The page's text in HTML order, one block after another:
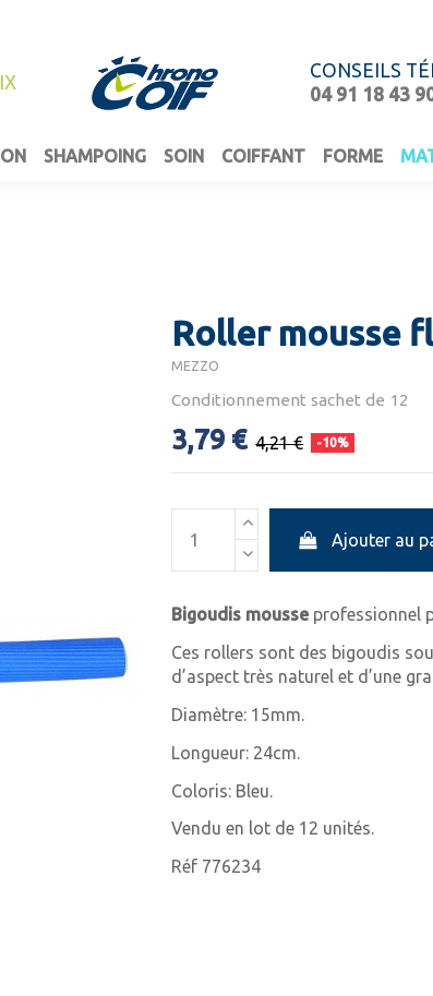
CONSEILS
04 91 18 43
SHAMPOING SOIN COIFFANT FORME
Roller mousse
MEZZO
Conditionnement sachet de 12
3,79 € 4,21 € -10%
Ajouter au
Bigoudis mousse professionnel
Ces rollers sont des bigoudis
d’aspect très naturel et d’une
Diamètre: 15mm.
Longueur: 24cm.
Coloris: Bleu.
Vendu en lot de 12 unités.
Réf 776234